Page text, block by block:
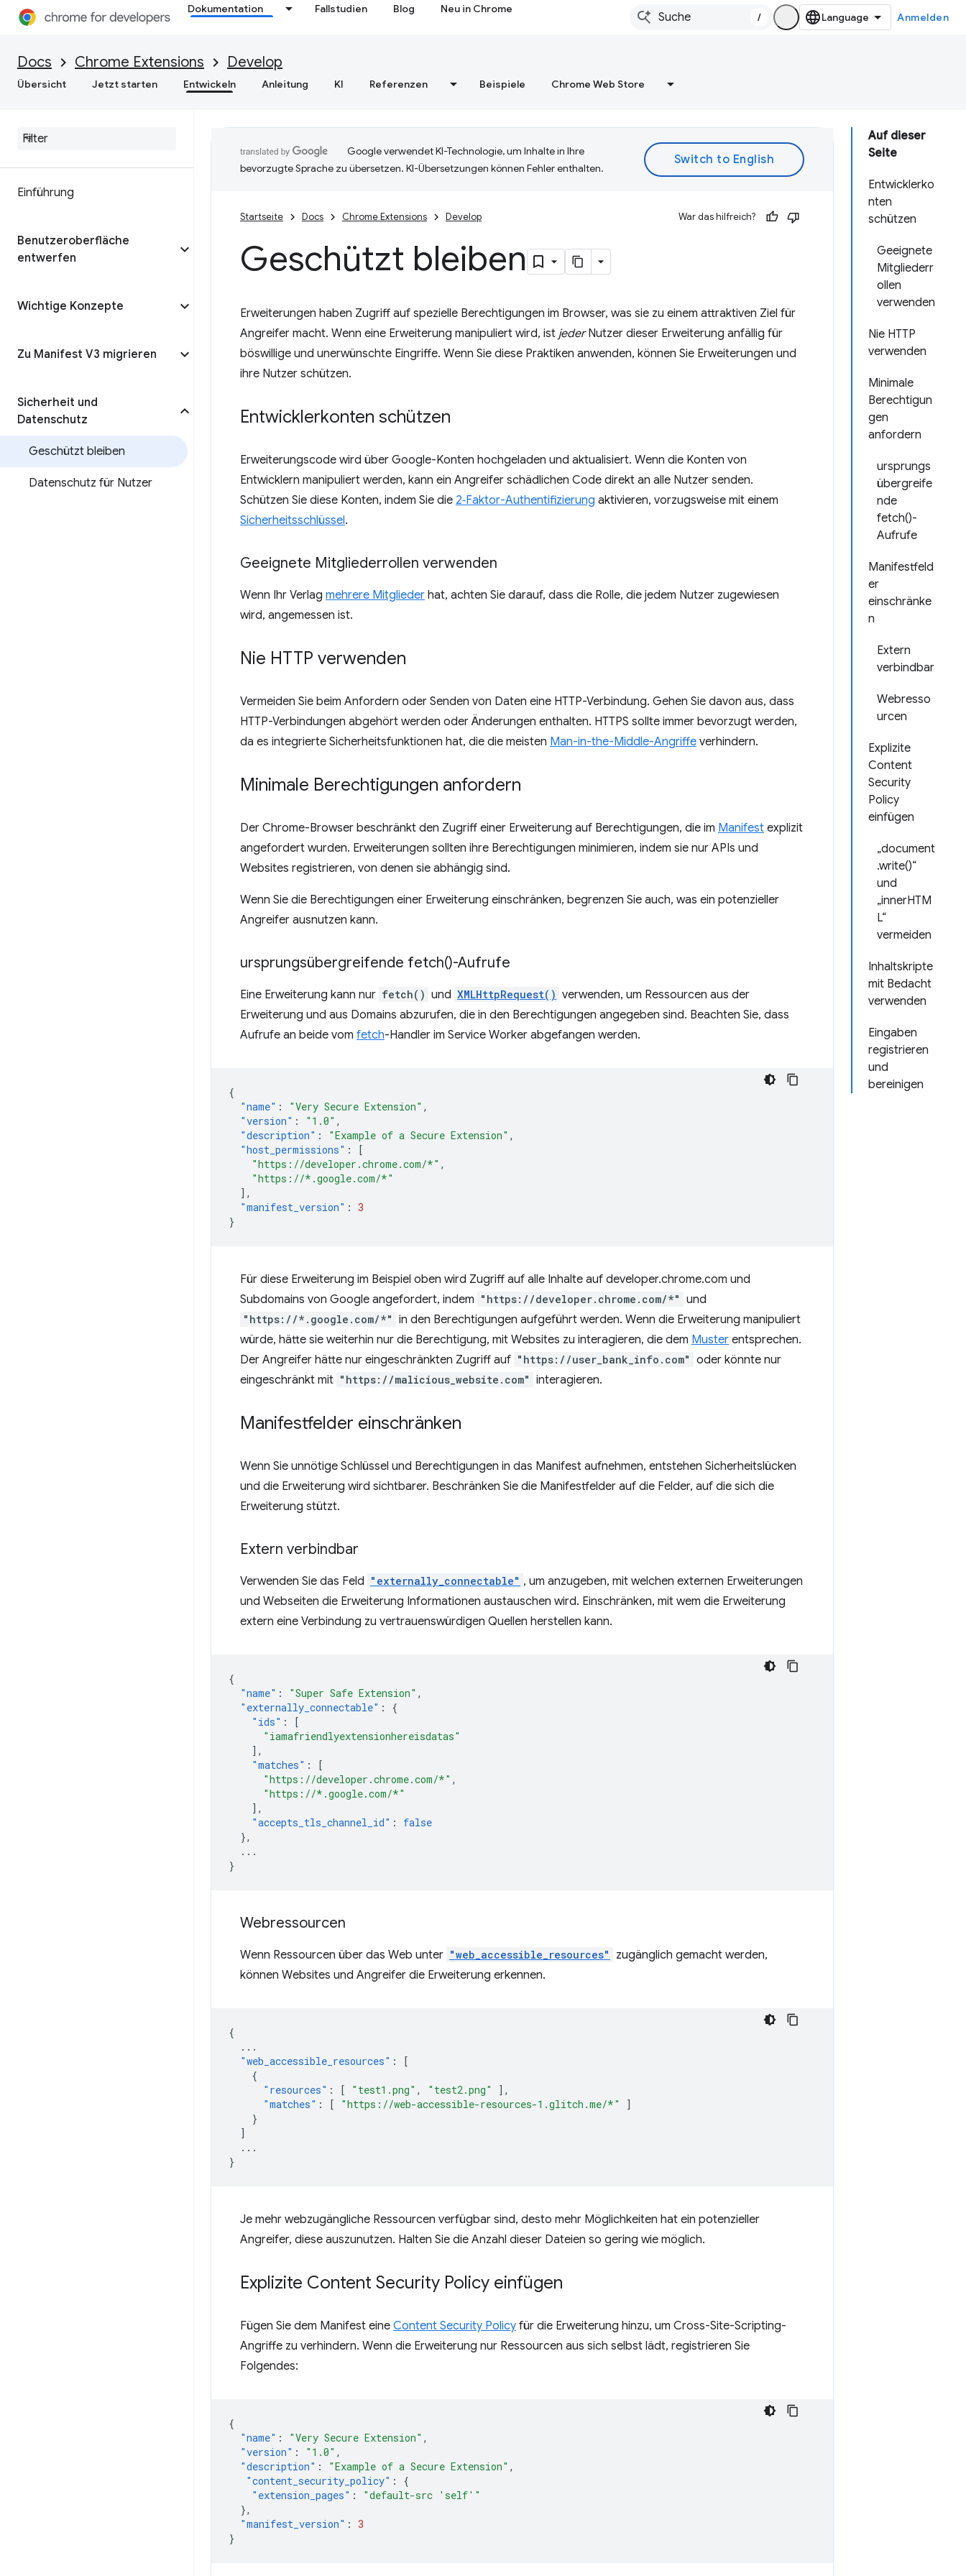
Dokumentation Fallstudien Blog Neu in Chrome
/ Anmelden
Docs Chrome Extensions Develop
Übersicht Jetzt starten Entwickeln Anleitung KI Referenzen Beispiele Chrome Web Store
Einführung
Benutzeroberfläche
entwerfen
Wichtige Konzepte
Zu Manifest V3 migrieren
Sicherheit und
Datenschutz
Geschützt bleiben
Datenschutz für Nutzer
Auf dieser
Seite
Entwicklerko
nten
schützen
Geeignete
Mitgliederr
ollen
verwenden
Nie HTTP
verwenden
Minimale
Berechtigun
gen
anfordern
ursprungs
übergreife
nde
fetch()-
Aufrufe
Manifestfeld
er
einschränke
n
Extern
verbindbar
Webresso
urcen
Explizite
Content
Security
Policy
einfügen
„document
.write()“
und
„innerHTM
L“
vermeiden
Inhaltskripte
mit Bedacht
verwenden
Eingaben
registrieren
und
bereinigen
Google verwendet KI-Technologie, um Inhalte in Ihre
bevorzugte Sprache zu übersetzen. KI-Übersetzungen können Fehler enthalten.
Startseite Docs Chrome Extensions Develop War das hilfreich?
Geschützt bleiben
Erweiterungen haben Zugriff auf spezielle Berechtigungen im Browser, was sie zu einem attraktiven Ziel für
Angreifer macht. Wenn eine Erweiterung manipuliert wird, ist jederNutzer dieser Erweiterung anfällig für
böswillige und unerwünschte Eingriffe. Wenn Sie diese Praktiken anwenden, können Sie Erweiterungen und
ihre Nutzer schützen.
Entwicklerkonten schützen
Erweiterungscode wird über Google-Konten hochgeladen und aktualisiert. Wenn die Konten von
Entwicklern manipuliert werden, kann ein Angreifer schädlichen Code direkt an alle Nutzer senden.
Schützen Sie diese Konten, indem Sie die 2‑Faktor-Authentifizierung aktivieren, vorzugsweise mit einem
Sicherheitsschlüssel.
Geeignete Mitgliederrollen verwenden
Wenn Ihr Verlag mehrere Mitglieder hat, achten Sie darauf, dass die Rolle, die jedem Nutzer zugewiesen
wird, angemessen ist.
Nie HTTP verwenden
Vermeiden Sie beim Anfordern oder Senden von Daten eine HTTP-Verbindung. Gehen Sie davon aus, dass
HTTP-Verbindungen abgehört werden oder Änderungen enthalten. HTTPS sollte immer bevorzugt werden,
da es integrierte Sicherheitsfunktionen hat, die die meisten Man-in-the-Middle-Angriffe verhindern.
Minimale Berechtigungen anfordern
Der Chrome-Browser beschränkt den Zugriff einer Erweiterung auf Berechtigungen, die im Manifest explizit
angefordert wurden. Erweiterungen sollten ihre Berechtigungen minimieren, indem sie nur APIs und
Websites registrieren, von denen sie abhängig sind.
Wenn Sie die Berechtigungen einer Erweiterung einschränken, begrenzen Sie auch, was ein potenzieller
Angreifer ausnutzen kann.
ursprungsübergreifende fetch()-Aufrufe
Eine Erweiterung kann nur fetch() und XMLHttpRequest() verwenden, um Ressourcen aus der
Erweiterung und aus Domains abzurufen, die in den Berechtigungen angegeben sind. Beachten Sie, dass
Aufrufe an beide vom fetch-Handler im Service Worker abgefangen werden.
{
"name" : "Very Secure Extension" ,
"version" : "1.0" ,
"description" : "Example of a Secure Extension" ,
"host_permissions" :
[
"https://developer.chrome.com/*" ,
"https://*.google.com/*"
],
"manifest_version" : 3
}
Für diese Erweiterung im Beispiel oben wird Zugriff auf alle Inhalte auf developer.chrome.com und
Subdomains von Google angefordert, indem "https://developer.chrome.com/*" und
"https://*.google.com/*" in den Berechtigungen aufgeführt werden. Wenn die Erweiterung manipuliert
würde, hätte sie weiterhin nur die Berechtigung, mit Websites zu interagieren, die dem Muster entsprechen.
Der Angreifer hätte nur eingeschränkten Zugriff auf "https://user_bank_info.com" oder könnte nur
eingeschränkt mit "https://malicious_website.com" interagieren.
Manifestfelder einschränken
Wenn Sie unnötige Schlüssel und Berechtigungen in das Manifest aufnehmen, entstehen Sicherheitslücken
und die Erweiterung wird sichtbarer. Beschränken Sie die Manifestfelder auf die Felder, auf die sich die
Erweiterung stützt.
Extern verbindbar
Verwenden Sie das Feld "externally_connectable" , um anzugeben, mit welchen externen Erweiterungen
und Webseiten die Erweiterung Informationen austauschen wird. Einschränken, mit wem die Erweiterung
extern eine Verbindung zu vertrauenswürdigen Quellen herstellen kann.
{
"name" : "Super Safe Extension" ,
"externally_connectable" :
{
"ids" :
[
"iamafriendlyextensionhereisdatas"
],
"matches" :
[
"https://developer.chrome.com/*" ,
"https://*.google.com/*"
],
"accepts_tls_channel_id" :
false
},
...
}
Webressourcen
Wenn Ressourcen über das Web unter "web_accessible_resources"
zugänglich gemacht werden,
können Websites und Angreifer die Erweiterung erkennen.
{
...
"web_accessible_resources" :
[
{
"resources" : [ "test1.png" , "test2.png"
],
"matches" : [ "https://web-accessible-resources-1.glitch.me/*"
]
}
]
...
}
Je mehr webzugängliche Ressourcen verfügbar sind, desto mehr Möglichkeiten hat ein potenzieller
Angreifer, diese auszunutzen. Halten Sie die Anzahl dieser Dateien so gering wie möglich.
Explizite Content Security Policy einfügen
Fügen Sie dem Manifest eine Content Security Policy für die Erweiterung hinzu, um Cross-Site-Scripting-
Angriffe zu verhindern. Wenn die Erweiterung nur Ressourcen aus sich selbst lädt, registrieren Sie
Folgendes:
{
"name" : "Very Secure Extension" ,
"version" : "1.0" ,
"description" : "Example of a Secure Extension" ,
"content_security_policy" :
{
"extension_pages" :
"default-src 'self'"
},
"manifest_version" : 3
}